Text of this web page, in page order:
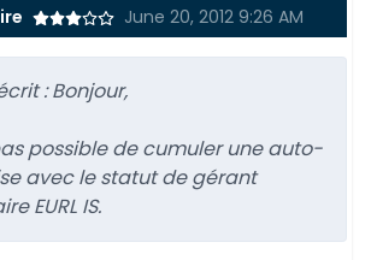
June 20, 2012 9:26 AM
:Bonjour,
possible de cumuler une auto-
avec le statut de gérant
EURL IS.